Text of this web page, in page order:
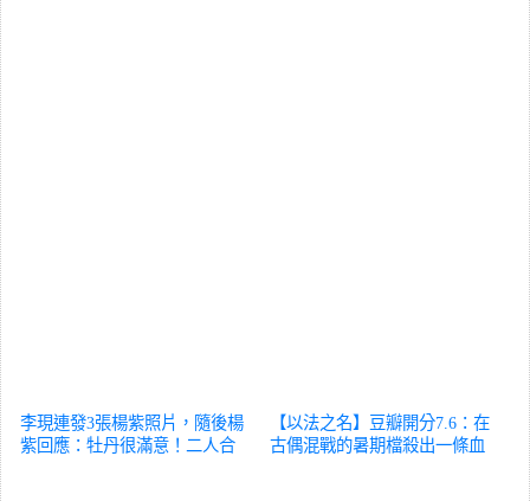
李現連發3張楊紫照片，隨後楊
紫回應：牡丹很滿意！二人合
【以法之名】豆瓣開分7.6：在
古偶混戰的暑期檔殺出一條血